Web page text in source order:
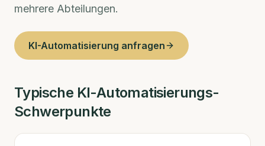
mehrere Abteilungen.
KI-Automatisierung anfragen
Typische KI-Automatisierungs-
Schwerpunkte